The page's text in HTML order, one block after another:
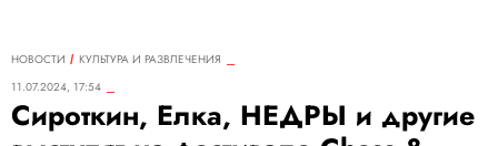
НОВОСТИ
КУЛЬТУРА И РАЗВЛЕЧЕНИЯ
11.07.2024, 17:54
Сироткин, Елка, НЕДРЫ и другие